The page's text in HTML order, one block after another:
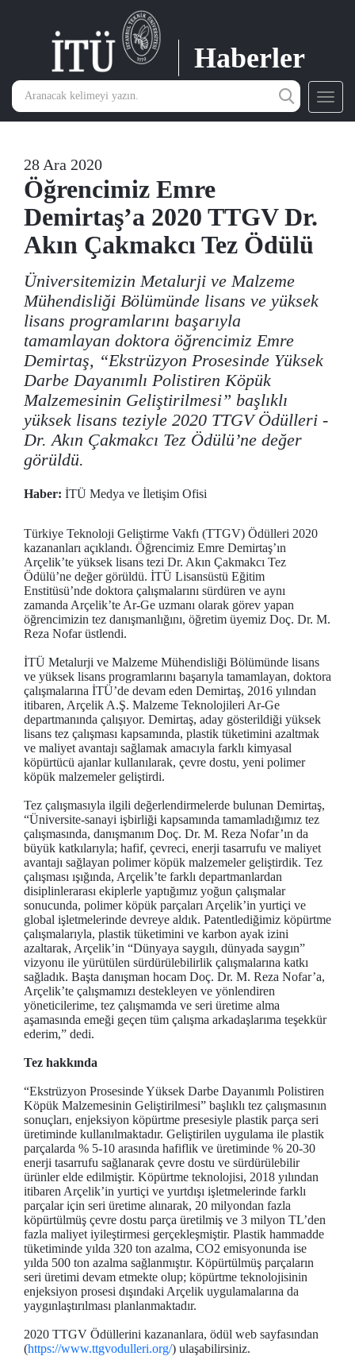
Haberler
28 Ara 2020
Öğrencimiz Emre
Demirtaş’a 2020 TTGV Dr.
Akın Çakmakcı Tez Ödülü
Üniversitemizin Metalurji ve Malzeme
Mühendisliği Bölümünde lisans ve yüksek
lisans programlarını başarıyla
tamamlayan doktora öğrencimiz Emre
Demirtaş, “Ekstrüzyon Prosesinde Yüksek
Darbe Dayanımlı Polistiren Köpük
Malzemesinin Geliştirilmesi” başlıklı
yüksek lisans teziyle 2020 TTGV Ödülleri -
Dr. Akın Çakmakcı Tez Ödülü’ne değer
görüldü.
Haber: İTÜ Medya ve İletişim Ofisi
Türkiye Teknoloji Geliştirme Vakfı (TTGV) Ödülleri 2020
kazananları açıklandı. Öğrencimiz Emre Demirtaş’ın
Arçelik’te yüksek lisans tezi Dr. Akın Çakmakcı Tez
Ödülü’ne değer görüldü. İTÜ Lisansüstü Eğitim
Enstitüsü’nde doktora çalışmalarını sürdüren ve aynı
zamanda Arçelik’te Ar-Ge uzmanı olarak görev yapan
öğrencimizin tez danışmanlığını, öğretim üyemiz Doç. Dr. M.
Reza Nofar üstlendi.
İTÜ Metalurji ve Malzeme Mühendisliği Bölümünde lisans
ve yüksek lisans programlarını başarıyla tamamlayan, doktora
çalışmalarına İTÜ’de devam eden Demirtaş, 2016 yılından
itibaren, Arçelik A.Ş. Malzeme Teknolojileri Ar-Ge
departmanında çalışıyor. Demirtaş, aday gösterildiği yüksek
lisans tez çalışması kapsamında, plastik tüketimini azaltmak
ve maliyet avantajı sağlamak amacıyla farklı kimyasal
köpürtücü ajanlar kullanılarak, çevre dostu, yeni polimer
köpük malzemeler geliştirdi.
Tez çalışmasıyla ilgili değerlendirmelerde bulunan Demirtaş,
“Üniversite-sanayi işbirliği kapsamında tamamladığımız tez
çalışmasında, danışmanım Doç. Dr. M. Reza Nofar’ın da
büyük katkılarıyla; hafif, çevreci, enerji tasarrufu ve maliyet
avantajı sağlayan polimer köpük malzemeler geliştirdik. Tez
çalışması ışığında, Arçelik’te farklı departmanlardan
disiplinlerarası ekiplerle yaptığımız yoğun çalışmalar
sonucunda, polimer köpük parçaları Arçelik’in yurtiçi ve
global işletmelerinde devreye aldık. Patentlediğimiz köpürtme
çalışmalarıyla, plastik tüketimini ve karbon ayak izini
azaltarak, Arçelik’in “Dünyaya saygılı, dünyada saygın”
vizyonu ile yürütülen sürdürülebilirlik çalışmalarına katkı
sağladık. Başta danışman hocam Doç. Dr. M. Reza Nofar’a,
Arçelik’te çalışmamızı destekleyen ve yönlendiren
yöneticilerime, tez çalışmamda ve seri üretime alma
aşamasında emeği geçen tüm çalışma arkadaşlarıma teşekkür
ederim,” dedi.
Tez hakkında
“Ekstrüzyon Prosesinde Yüksek Darbe Dayanımlı Polistiren
Köpük Malzemesinin Geliştirilmesi” başlıklı tez çalışmasının
sonuçları, enjeksiyon köpürtme presesiyle plastik parça seri
üretiminde kullanılmaktadır. Geliştirilen uygulama ile plastik
parçalarda % 5-10 arasında hafiflik ve üretiminde % 20-30
enerji tasarrufu sağlanarak çevre dostu ve sürdürülebilir
ürünler elde edilmiştir. Köpürtme teknolojisi, 2018 yılından
itibaren Arçelik’in yurtiçi ve yurtdışı işletmelerinde farklı
parçalar için seri üretime alınarak, 20 milyondan fazla
köpürtülmüş çevre dostu parça üretilmiş ve 3 milyon TL’den
fazla maliyet iyileştirmesi gerçekleşmiştir. Plastik hammadde
tüketiminde yılda 320 ton azalma, CO2 emisyonunda ise
yılda 500 ton azalma sağlanmıştır. Köpürtülmüş parçaların
seri üretimi devam etmekte olup; köpürtme teknolojisinin
enjeksiyon prosesi dışındaki Arçelik uygulamalarına da
yaygınlaştırılması planlanmaktadır.
2020 TTGV Ödüllerini kazananlara, ödül web sayfasından
(https://www.ttgvodulleri.org/) ulaşabilirsiniz.